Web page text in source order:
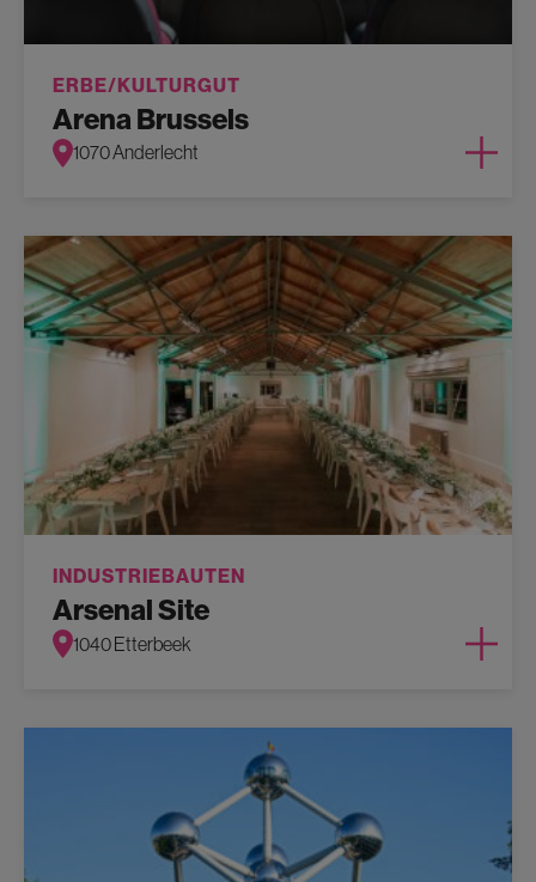
ERBE/KULTURGUT
Arena Brussels
1070 Anderlecht
INDUSTRIEBAUTEN
Arsenal Site
1040 Etterbeek